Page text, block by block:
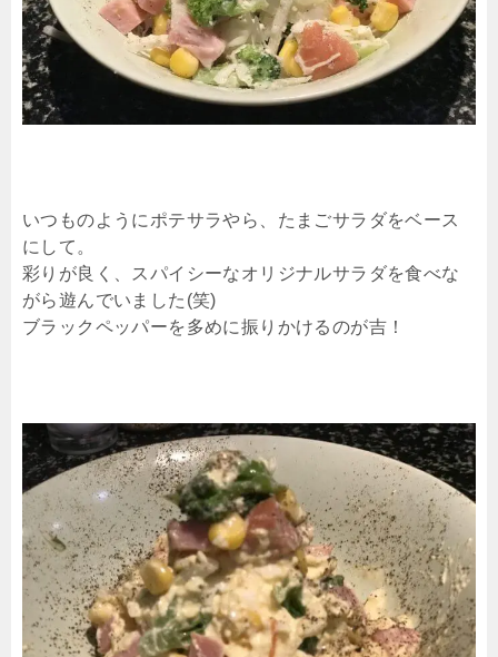
いつものようにポテサラやら、たまごサラダをベース
にして。
彩りが良く、スパイシーなオリジナルサラダを食べな
がら遊んでいました(笑)
ブラックペッパーを多めに振りかけるのが吉！